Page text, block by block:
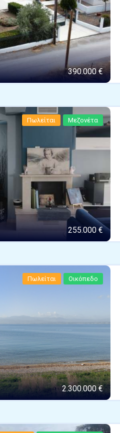
390.000 €
Πωλείται Μεζονέτα
255.000 €
Πωλείται Οικόπεδο
2.300.000 €